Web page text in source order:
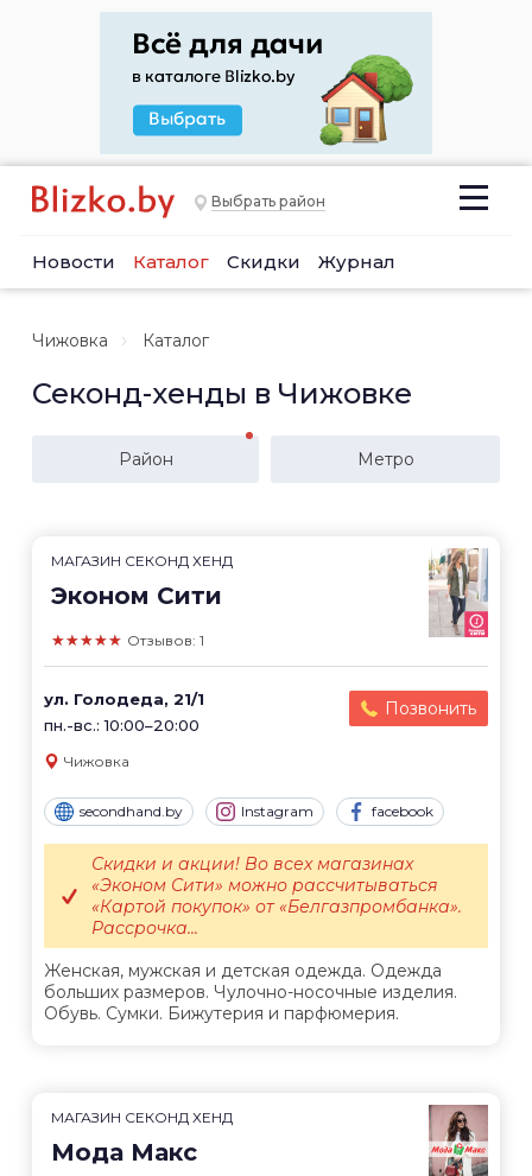
Выбрать район
Новости Каталог Скидки Журнал
Чижовка Каталог
Секонд-хенды в Чижовке
Район Метро
МАГАЗИН СЕКОНД ХЕНД
Эконом Сити
★★★★★ Отзывов: 1
ул. Голодеда, 21/1
пн.-вс.: 10:00–20:00
Позвонить
Чижовка
secondhand.by Instagram facebook
Женская, мужская и детская одежда. Одежда
больших размеров. Чулочно-носочные изделия.
Обувь. Сумки. Бижутерия и парфюмерия.
Скидки и акции! Во всех магазинах
«Эконом Сити» можно рассчитываться
«Картой покупок» от «Белгазпромбанка».
Рассрочка...
МАГАЗИН СЕКОНД ХЕНД
Мода Макс